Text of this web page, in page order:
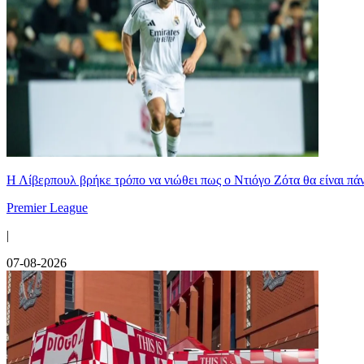
Η Λίβερπουλ βρήκε τρόπο να νιώθει πως ο Ντιόγο Ζότα θα είναι
Premier League
|
07-08-2026